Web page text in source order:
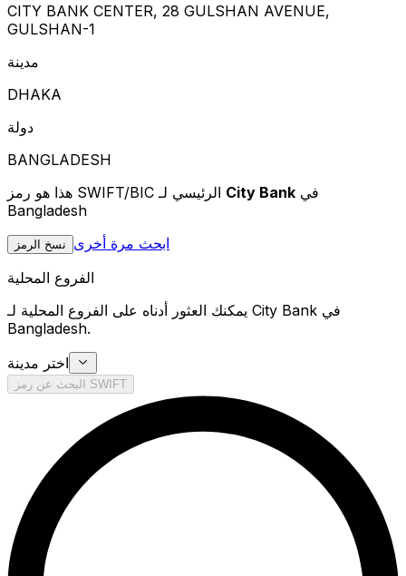
CITY BANK CENTER, 28 GULSHAN AVENUE,
GULSHAN-1
مدينة
DHAKA
دولة
BANGLADESH
City Bank
Bangladesh
نسخ الرمز
ابحث مرة أخرى
الفروع المحلية
يمكنك العثور أدناه على الفروع المحلية لـ City Bank في
Bangladesh.
اختر مدينة
البحث عن رمز SWIFT